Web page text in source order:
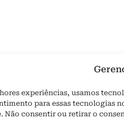
experiências, usamos
para essas tecnologias
Não consentir ou retirar o